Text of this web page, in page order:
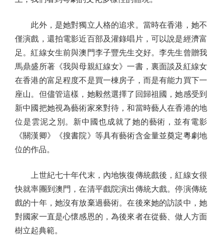
此外，是她對獨立人格的追求。當時在香港，她不
僅演戲，還拍電影近百部及灌錄唱片，可以說是經濟富
足。紅線女生前與澳門李子豐先生交好。李先生曾贈我
馬鼎盛所著《我與母親紅線女》一書，裏面談及紅線女
在香港的富足程度不是買一棟房子，而是有能力買下一
座山。但儘管這樣，她毅然選擇了回歸祖國，她感受到
新中國把她視為藝術家來對待，和當時藝人在香港的地
位是雲泥之別。新中國也成就了她的藝術，並有電影
《關漢卿》《搜書院》等具有藝術含金量並奠定粵劇地
位的作品。
上世紀七十年代末，內地恢復傳統戲後，紅線女很
快就率團到澳門，在清平戲院演出傳統大戲。停演傳統
戲的十年，她沒有放棄過藝術。在後來她的訪談中，她
對國家一直是心懷感恩的，為後來者在從藝、做人方面
樹立起典範。